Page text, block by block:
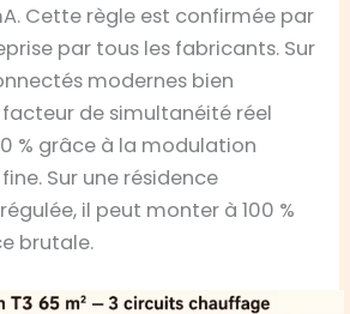
Cette règle est confirmée par
par tous les fabricants. Sur
modernes bien
de simultanéité réel
% grâce à la modulation
Sur une résidence
il peut monter à 100 %
brutale.